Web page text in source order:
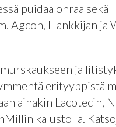
puidaa ohraa sekä
Agcon, Hankkijan ja
ja
erityyppistä
ainakin Lacotecin,
kalustolla.